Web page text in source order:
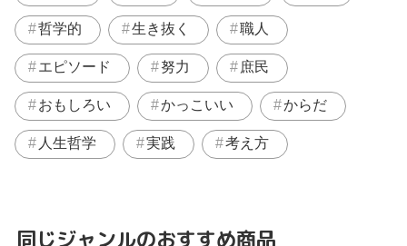
哲学的 生き抜く 職人
エピソード 努力 庶民
おもしろい かっこいい からだ
人生哲学 実践 考え方
同じジャンルのおすすめ商品